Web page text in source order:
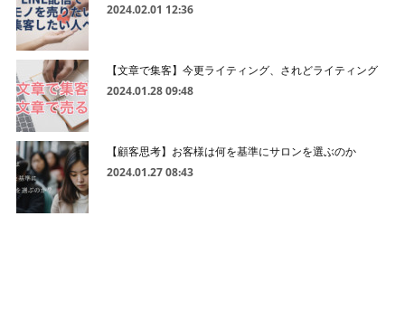
2024.02.01 12:36
【文章で集客】今更ライティング、されどライティング
2024.01.28 09:48
【顧客思考】お客様は何を基準にサロンを選ぶのか
2024.01.27 08:43